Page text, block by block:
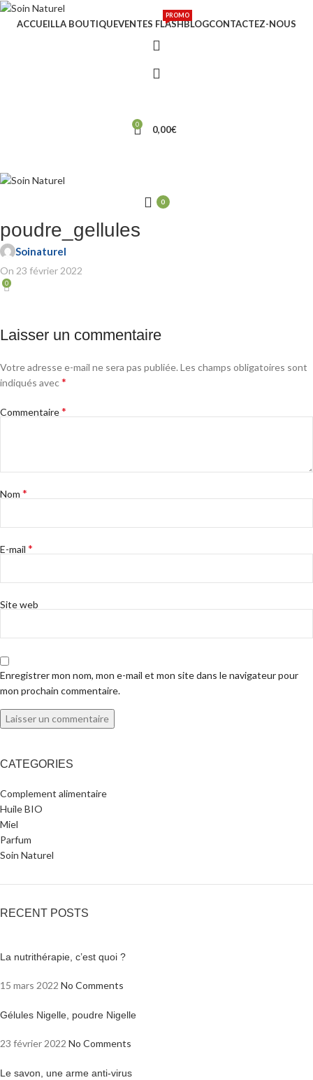
ACCUEILLA BOUTIQUEVENTES FLASH
PROMO
BLOGCONTACTEZ-NOUS
0 0,00€
0
poudre_gellules
Soinaturel
On 23 février 2022
0
Laisser un commentaire
Votre adresse e-mail ne sera pas publiée.Les champs obligatoires sont
indiqués avec*
Commentaire*
Nom *
E-mail *
Site web
Enregistrer mon nom, mon e-mail et mon site dans le navigateur pour
mon prochain commentaire.
CATEGORIES
Complement alimentaire
Huile BIO
Miel
Parfum
Soin Naturel
RECENT POSTS
La nutrithérapie, c’est quoi ?
15 mars 2022 No Comments
Gélules Nigelle, poudre Nigelle
23 février 2022 No Comments
Le savon, une arme anti-virus